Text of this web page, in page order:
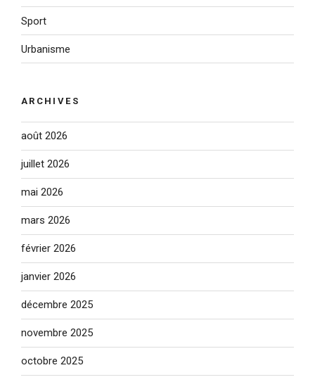
Sport
Urbanisme
ARCHIVES
août 2026
juillet 2026
mai 2026
mars 2026
février 2026
janvier 2026
décembre 2025
novembre 2025
octobre 2025